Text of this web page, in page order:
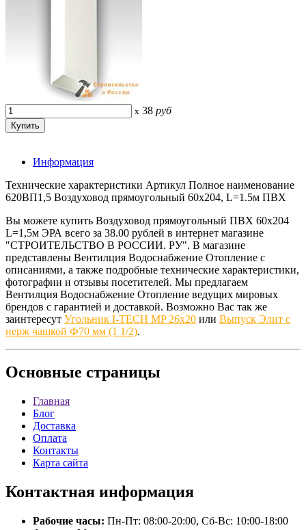
x 38 руб
Информация
Технические характеристики Артикул Полное наименование
620ВП1,5 Воздуховод прямоугольный 60х204, L=1.5м ПВХ
Вы можете купить Воздуховод прямоугольный ПВХ 60х204
L=1,5м ЭРА всего за 38.00 рублей в интернет магазине
"СТРОИТЕЛЬСТВО В РОССИИ. РУ". В магазине
представлены Вентилция Водоснабжение Отопление с
описаниями, а также подробные технические характеристики,
фотографии и отзывы посетителей. Мы предлагаем
Вентилция Водоснабжение Отопление ведущих мировых
брендов с гарантией и доставкой. Возможно Вас так же
заинтересут Угольник I-TECH MP 26x20 или Выпуск Элит с
нерж чашкой Ф70 мм (1 1/2).
Основные страницы
Главная
Блог
Доставка
Оплата
Контакты
Карта сайта
Контактная информация
Рабочие часы: Пн-Пт: 08:00-20:00, Сб-Вс: 10:00-18:00